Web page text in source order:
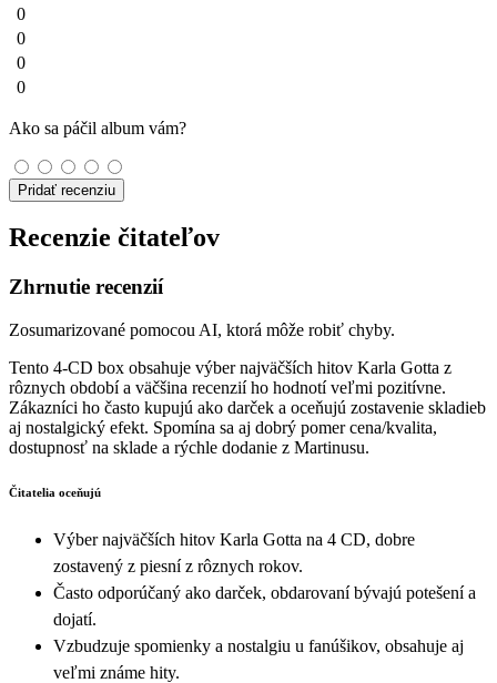
0
0
0
0
Ako sa páčil album vám?
Pridať recenziu
Recenzie čitateľov
Zhrnutie recenzií
Zosumarizované pomocou AI, ktorá môže robiť chyby.
Tento 4-CD box obsahuje výber najväčších hitov Karla Gotta z
rôznych období a väčšina recenzií ho hodnotí veľmi pozitívne.
Zákazníci ho často kupujú ako darček a oceňujú zostavenie skladieb
aj nostalgický efekt. Spomína sa aj dobrý pomer cena/kvalita,
dostupnosť na sklade a rýchle dodanie z Martinusu.
Čitatelia oceňujú
Výber najväčších hitov Karla Gotta na 4 CD, dobre
zostavený z piesní z rôznych rokov.
Často odporúčaný ako darček, obdarovaní bývajú potešení a
dojatí.
Vzbudzuje spomienky a nostalgiu u fanúšikov, obsahuje aj
veľmi známe hity.